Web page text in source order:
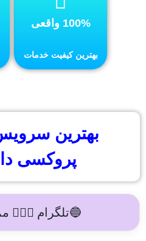
100% واقعی
بهترین کیفیت خدمات
بهترین
پروکسی
🔵تلگرام 🙍🏻‍♂️